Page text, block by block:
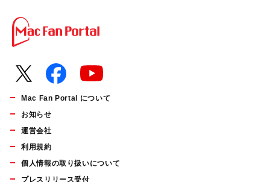
Mac Fan Portal について
お知らせ
運営会社
利用規約
個人情報の取り扱いについて
プレスリリース受付